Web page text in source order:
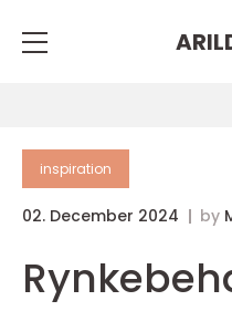
inspiration
02. December 2024 by